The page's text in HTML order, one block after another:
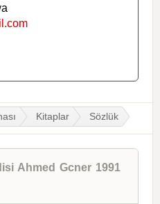
Kitaplar Sözlük
Ahmed Gcner 1991